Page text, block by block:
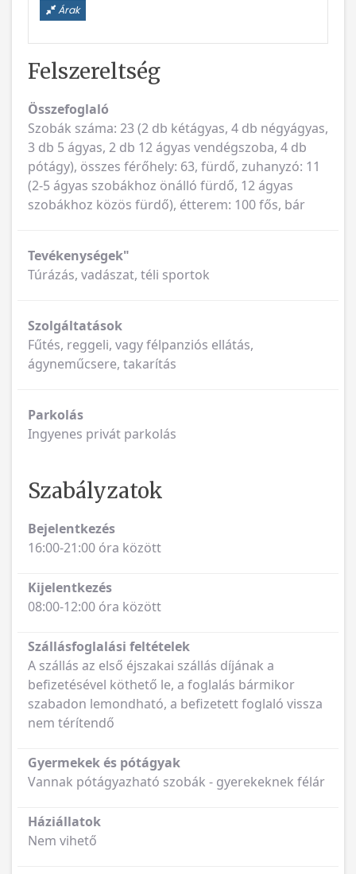
Árak
Felszereltség
Összefoglaló
Szobák száma: 23 (2 db kétágyas, 4 db négyágyas,
3 db 5 ágyas, 2 db 12 ágyas vendégszoba, 4 db
pótágy), összes férőhely: 63, fürdő, zuhanyzó: 11
(2-5 ágyas szobákhoz önálló fürdő, 12 ágyas
szobákhoz közös fürdő), étterem: 100 fős, bár
Tevékenységek"
Túrázás, vadászat, téli sportok
Szolgáltatások
Fűtés, reggeli, vagy félpanziós ellátás,
ágyneműcsere, takarítás
Parkolás
Ingyenes privát parkolás
Szabályzatok
Bejelentkezés
16:00-21:00 óra között
Kijelentkezés
08:00-12:00 óra között
Szállásfoglalási feltételek
A szállás az első éjszakai szállás díjának a
befizetésével köthető le, a foglalás bármikor
szabadon lemondható, a befizetett foglaló vissza
nem térítendő
Gyermekek és pótágyak
Vannak pótágyazható szobák - gyerekeknek félár
Háziállatok
Nem vihető